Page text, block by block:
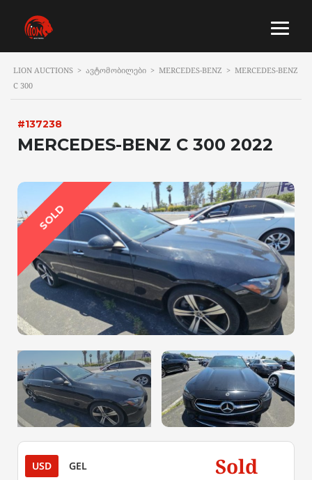
LION AUCTIONS > ᲐᲕᲢᲝᲛᲝᲑᲘᲚᲔᲑᲘ > MERCEDES-BENZ > MERCEDES-BENZ
C 300
#137238
MERCEDES-BENZ C 300 2022
SOLD
USD GEL Sold